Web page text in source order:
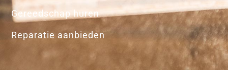
Gereedschap huren
Reparatie aanbieden